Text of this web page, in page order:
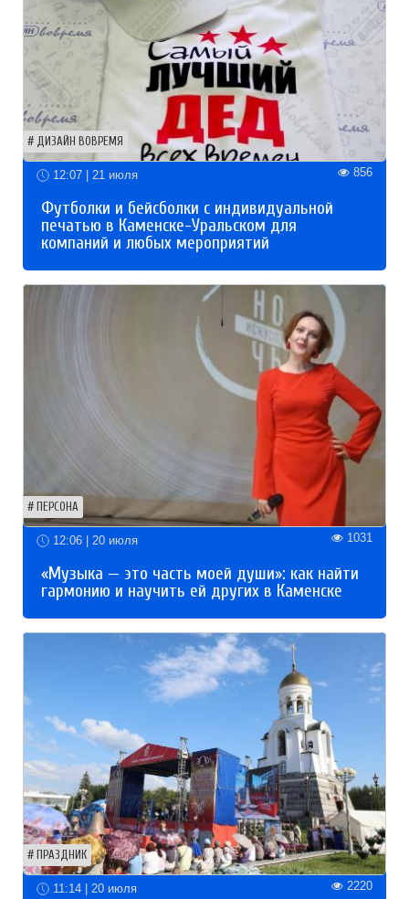
ДИЗАЙН ВОВРЕМЯ
12:07 | 21 июля 856
Футболки и бейсболки с индивидуальной
печатью в Каменске-Уральском для
компаний и любых мероприятий
ПЕРСОНА
12:06 | 20 июля 1031
«Музыка — это часть моей души»: как найти
гармонию и научить ей других в Каменске
ПРАЗДНИК
11:14 | 20 июля 2220